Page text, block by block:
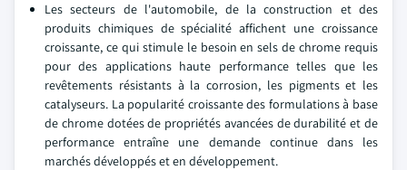
Les secteurs de l'automobile, de la construction et des
produits chimiques de spécialité affichent une croissance
croissante, ce qui stimule le besoin en sels de chrome requis
pour des applications haute performance telles que les
revêtements résistants à la corrosion, les pigments et les
catalyseurs. La popularité croissante des formulations à base
de chrome dotées de propriétés avancées de durabilité et de
performance entraîne une demande continue dans les
marchés développés et en développement.